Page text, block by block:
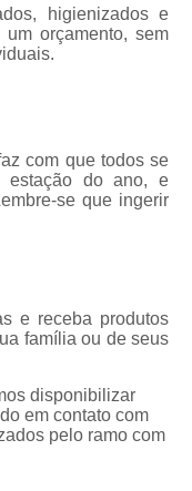
Higienizadas
para Escritório
e Higienizadas
para Empresas
de Frutas Congeladas
higienizados e
orçamento, sem
com que todos se
estação do ano, e
se que ingerir
e receba produtos
família ou de seus
disponibilizar
em contato com
pelo ramo com